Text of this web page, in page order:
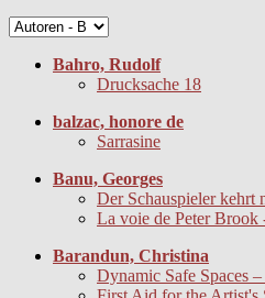
Bahro, Rudolf
Drucksache 18
balzac, honore de
Sarrasine
Banu, Georges
Der Schauspieler kehrt
La voie de Peter Brook
Barandun, Christina
Dynamic Safe Spaces